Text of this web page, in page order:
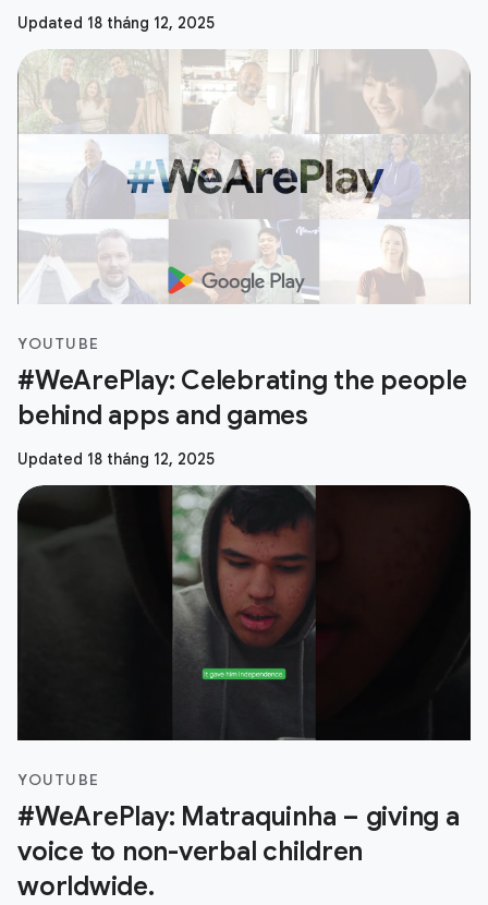
Updated 18 tháng 12, 2025
YOUTUBE
#WeArePlay: Celebrating the people
behind apps and games
Updated 18 tháng 12, 2025
YOUTUBE
#WeArePlay: Matraquinha – giving a
voice to non-verbal children
worldwide.